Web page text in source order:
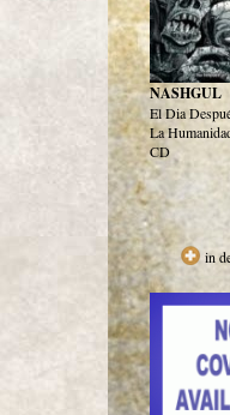
NASHGUL
El Dia
La
CD
in